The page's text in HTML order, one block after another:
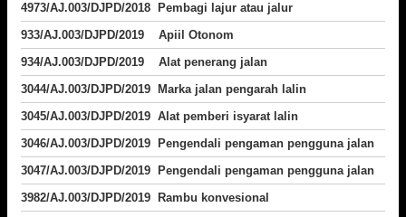
4973/AJ.003/DJPD/2018
Pembagi lajur atau jalur
933/AJ.003/DJPD/2019 Apiil Otonom
934/AJ.003/DJPD/2019 Alat penerang jalan
3044/AJ.003/DJPD/2019 Marka jalan pengarah lalin
3045/AJ.003/DJPD/2019 Alat pemberi isyarat lalin
3046/AJ.003/DJPD/2019 Pengendali pengaman pengguna jalan
3047/AJ.003/DJPD/2019 Pengendali pengaman pengguna jalan
3982/AJ.003/DJPD/2019 Rambu konvesional